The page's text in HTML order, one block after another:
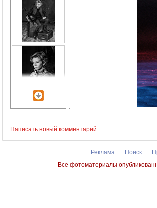
Написать новый комментарий
Реклама Поиск
Все фотоматериалы